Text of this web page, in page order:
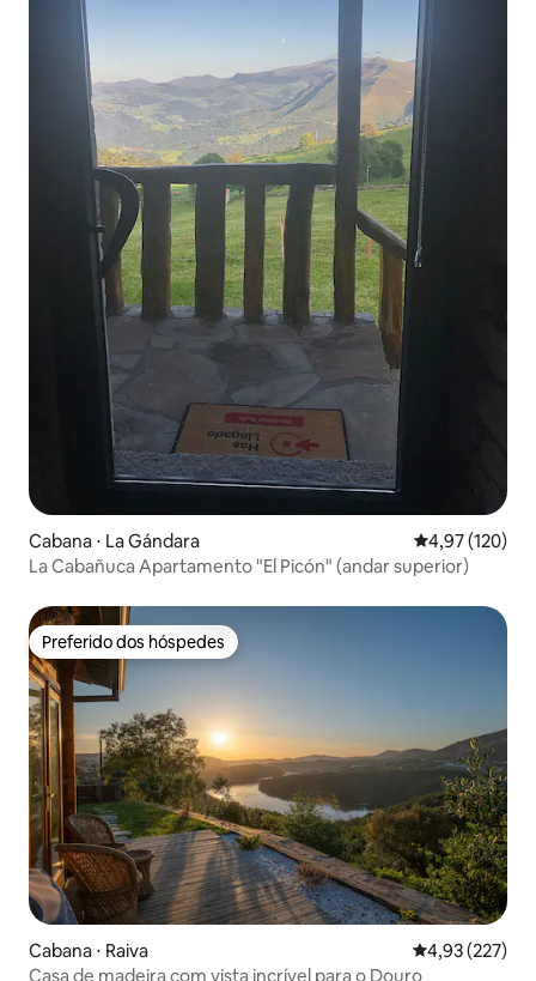
Cabana ⋅ La Gándara 4,97 de uma
4,97 (120)
La Cabañuca Apartamento "El Picón" (andar superior)
Preferido dos hóspedes
Preferido dos hóspedes
Cabana ⋅ Raiva 4,93 de uma
4,93 (227)
Casa de madeira com vista incrível para o Douro